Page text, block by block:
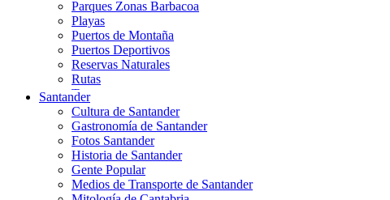
Parques Zonas Barbacoa
Playas
Puertos de Montaña
Puertos Deportivos
Reservas Naturales
Rutas
Teatros
Teléferico
Zoológicos
Santander
Cultura de Santander
Gastronomía de Santander
Fotos Santander
Historia de Santander
Gente Popular
Medios de Transporte de Santander